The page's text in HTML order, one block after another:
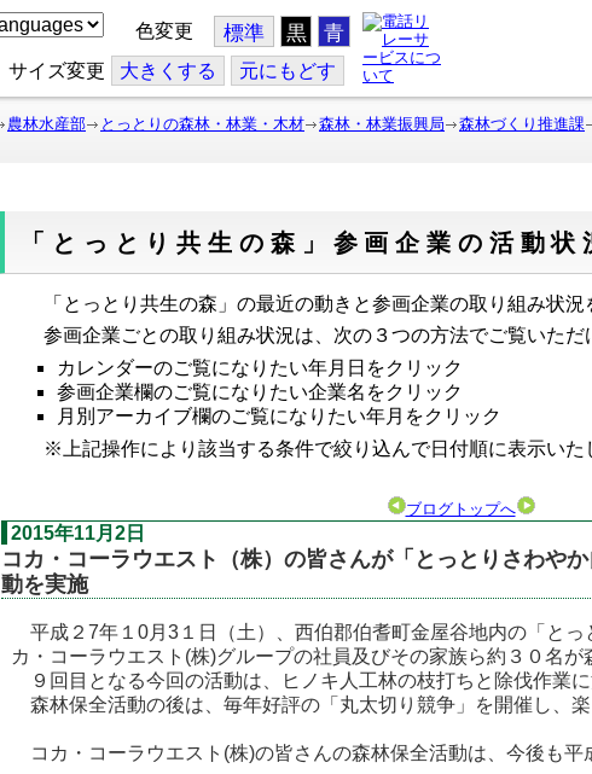
色変更 標準 黒 青
サイズ変更 大きくする 元にもどす
農林水産部 とっとりの森林・林業・木材 森林・林業振興局
森林づくり推進課
「とっとり共生の森」参画企業の活動状
「とっとり共生の森」の最近の動きと参画企業の取り組み状況
参画企業ごとの取り組み状況は、次の３つの方法でご覧いただ
カレンダーのご覧になりたい年月日をクリック
参画企業欄のご覧になりたい企業名をクリック
月別アーカイブ欄のご覧になりたい年月をクリック
※上記操作により該当する条件で絞り込んで日付順に表示い
ブログトップへ
2015年11月2日
コカ・コーラウエスト（株）の皆さんが「とっとりさわや
動を実施
平成２7年１0月3１日（土）、西伯郡伯耆町金屋谷地内の「と
カ・コーラウエスト (株)グループの社員及びその家族ら約３０名
９回目となる今回の活動は、ヒノキ人工林の枝打ちと除伐作業
森林保全活動の後は、毎年好評の「丸太切り競争」を開催し、
コカ・コーラウエスト (株)の皆さんの森林保全活動は、今後も